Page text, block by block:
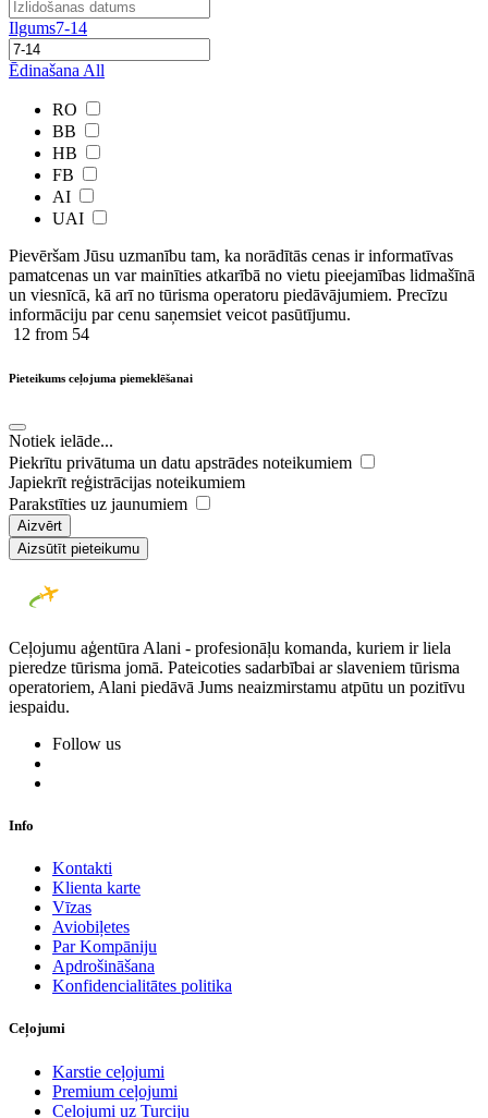
Ilgums7-14
Ēdinašana All
RO
BB
HB
FB
AI
UAI
Pievēršam Jūsu uzmanību tam, ka norādītās cenas ir ​informatīvas ​
pamatcenas un var mainīties atkarībā ​no ​vietu pieejamības lidmašīnā
un viesnīcā, kā arī no tūrisma operatoru piedāvājumiem. Precīzu
informāciju par cenu saņemsiet veicot pasūtījumu.
12 from 54
Pieteikums ceļojuma piemeklēšanai
Notiek ielāde...
Piekrītu privātuma un datu apstrādes noteikumiem
Japiekrīt reģistrācijas noteikumiem
Parakstīties uz jaunumiem
Aizvērt
Aizsūtīt pieteikumu
Ceļojumu aģentūra Alani - profesionāļu komanda, kuriem ir liela
pieredze tūrisma jomā. Pateicoties sadarbībai ar slaveniem tūrisma
operatoriem, Alani piedāvā Jums neaizmirstamu atpūtu un pozitīvu
iespaidu.
Follow us
Info
Kontakti
Klienta karte
Vīzas
Aviobiļetes
Par Kompāniju
Apdrošināšana
Konfidencialitātes politika
Ceļojumi
Karstie ceļojumi
Premium ceļojumi
Ceļojumi uz Turciju